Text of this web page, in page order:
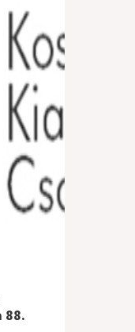
88.